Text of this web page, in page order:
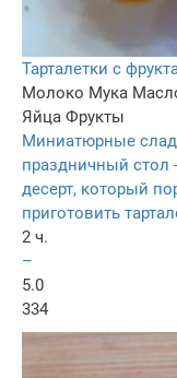
Тарталетки с
Молоко Мука
Яйца Фрукты
Миниатюрные
праздничный стол
десерт, который
приготовить
2 ч.
–
5.0
334